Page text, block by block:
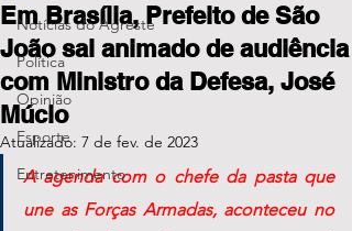
Notícias do Agreste
Política
Opinião
Esporte
Entretenimento
Em Brasília, Prefeito de São
João sai animado de audiência
com Ministro da Defesa, José
Múcio
Atualizado: 7 de fev. de 2023
A agenda com o chefe da pasta que
une as Forças Armadas, aconteceu no